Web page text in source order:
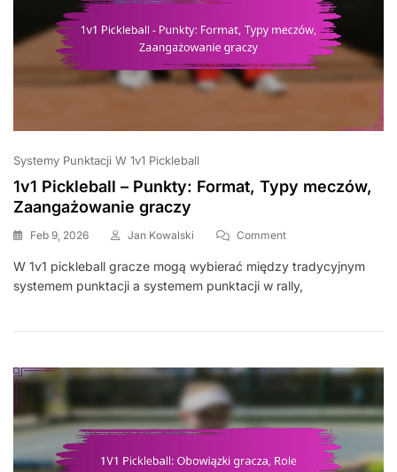
Systemy Punktacji W 1v1 Pickleball
1v1 Pickleball – Punkty: Format, Typy meczów,
Zaangażowanie graczy
Feb 9, 2026 Jan Kowalski CommentOn
Pickleball
–
Typy
Zaangażowanie
W 1v1 pickleball gracze mogą wybierać między tradycyjnym
systemem punktacji a systemem punktacji w rally,